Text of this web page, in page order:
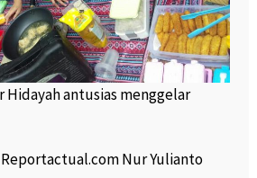
Hidayah antusias menggelar
Nur Yulianto